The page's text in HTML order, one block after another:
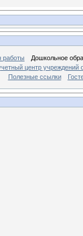
работы
Дошкольное
центр учреждений
Полезные ссылки